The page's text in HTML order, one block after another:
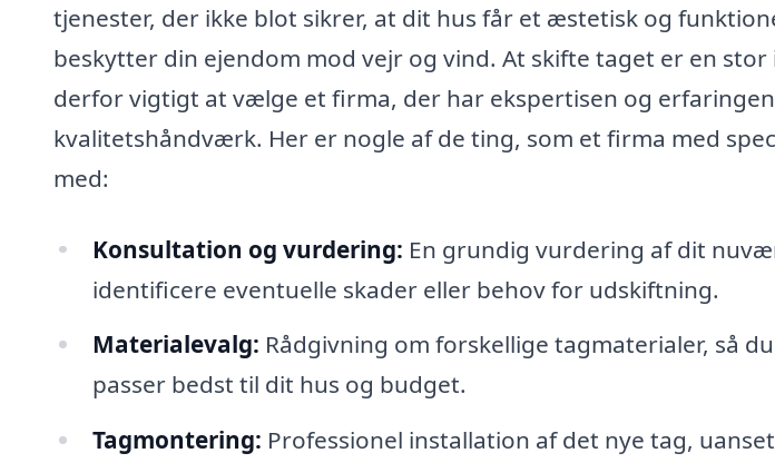
tjenester, der ikke blot sikrer, at dit hus får et æstetisk og
beskytter din ejendom mod vejr og vind. At skifte taget er en
derfor vigtigt at vælge et firma, der har ekspertisen og
kvalitetshåndværk. Her er nogle af de ting, som et firma med
med:
Konsultation og vurdering: En grundig vurdering af dit
identificere eventuelle skader eller behov for udskiftning.
Materialevalg: Rådgivning om forskellige tagmaterialer, så
passer bedst til dit hus og budget.
Tagmontering: Professionel installation af det nye tag,